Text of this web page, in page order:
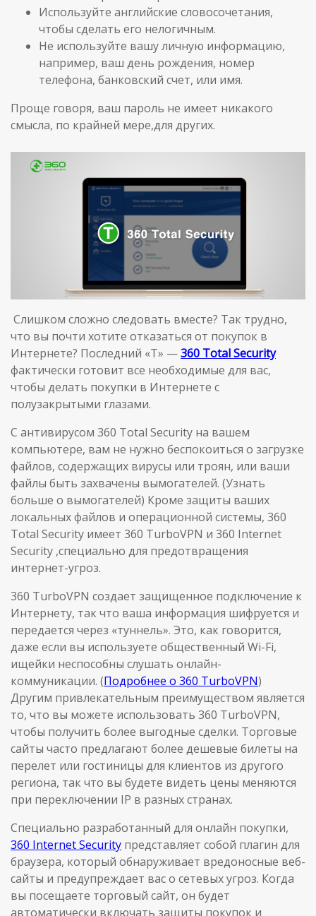
Используйте английские словосочетания,
чтобы сделать его нелогичным.
Не используйте вашу личную информацию,
например, ваш день рождения, номер
телефона, банковский счет, или имя.
Проще говоря, ваш пароль не имеет никакого
смысла, по крайней мере,для других.
Слишком сложно следовать вместе? Так трудно,
что вы почти хотите отказаться от покупок в
Интернете? Последний «T» —360 Total Security
фактически готовит все необходимые для вас,
чтобы делать покупки в Интернете с
полузакрытыми глазами.
С антивирусом 360 Total Security на вашем
компьютере, вам не нужно беспокоиться о загрузке
файлов, содержащих вирусы или троян, или ваши
файлы быть захвачены вымогателей. (Узнать
больше о вымогателей) Кроме защиты ваших
локальных файлов и операционной системы, 360
Total Security имеет 360 TurboVPN и 360 Internet
Security ,специально для предотвращения
интернет-угроз.
360 TurboVPN создает защищенное подключение к
Интернету, так что ваша информация шифруется и
передается через «туннель». Это, как говорится,
даже если вы используете общественный Wi-Fi,
ищейки неспособны слушать онлайн-
коммуникации. (Подробнее о 360 TurboVPN)
Другим привлекательным преимуществом является
то, что вы можете использовать 360 TurboVPN,
чтобы получить более выгодные сделки. Торговые
сайты часто предлагают более дешевые билеты на
перелет или гостиницы для клиентов из другого
региона, так что вы будете видеть цены меняются
при переключении IP в разных странах.
Специально разработанный для онлайн покупки,
360 Internet Security представляет собой плагин для
браузера, который обнаруживает вредоносные веб-
сайты и предупреждает вас о сетевых угроз. Когда
вы посещаете торговый сайт, он будет
автоматически включать защиты покупок и